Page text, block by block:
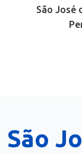
São José
São